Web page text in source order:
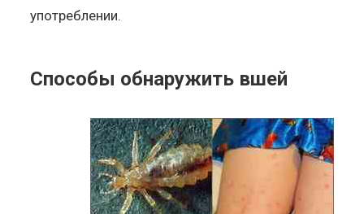
употреблении.
Способы обнаружить вшей